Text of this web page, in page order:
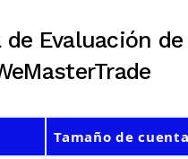
Evaluación de
Tamaño de cuenta